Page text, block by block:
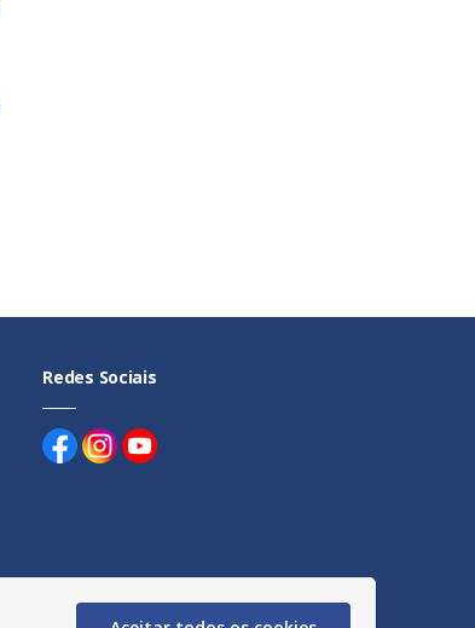
Redes Sociais